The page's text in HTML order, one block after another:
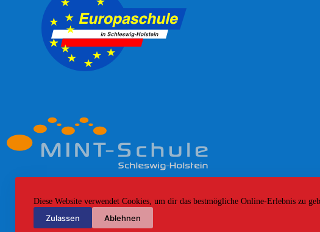
Diese Website verwendet Cookies, um dir das bestmögliche Online-Erlebnis zu
Zulassen Ablehnen